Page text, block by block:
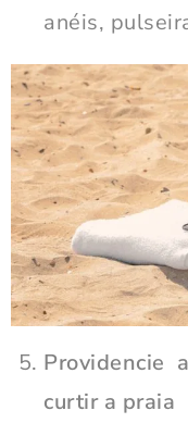
anéis,
Providencie
curtir a praia